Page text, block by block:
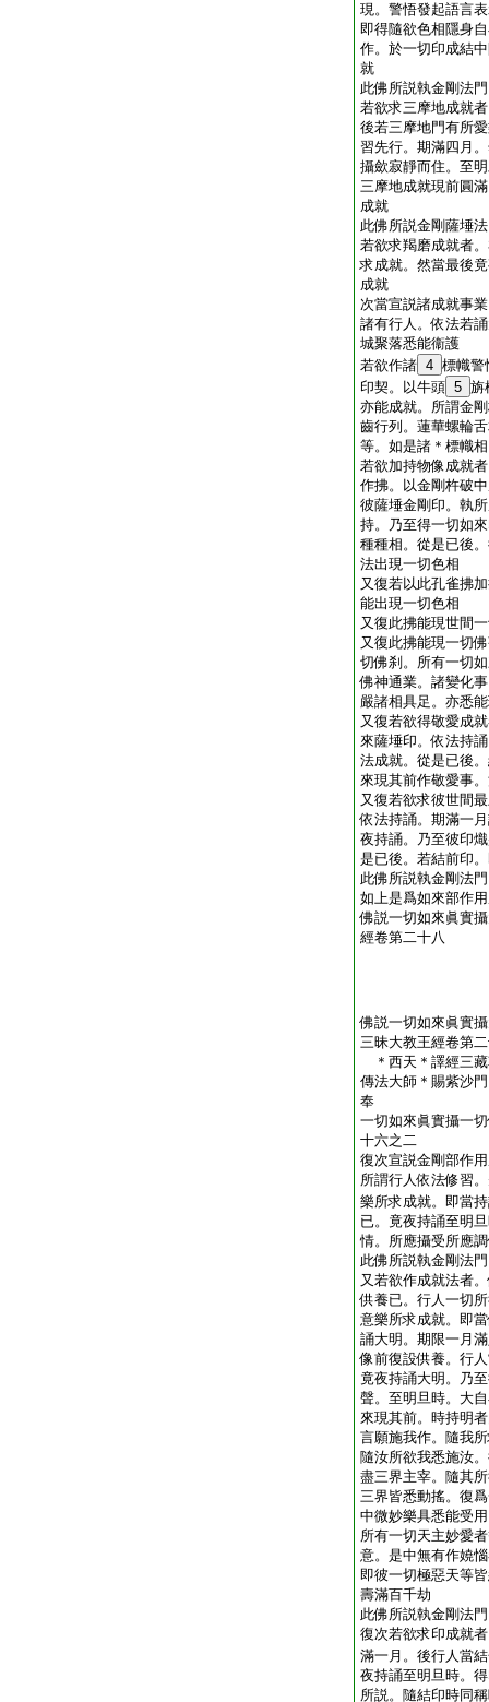
現。警悟發起語言
即得隨欲色相隱身
作。於一切印成結
就
此佛所説執金剛法門
若欲求三摩地成就
後若三摩地門有所
習先行。期滿四月
攝歛寂靜而住。至
三摩地成就現前圓
成就
此佛所説金剛薩埵
若欲求羯磨成就者
求成就。然當最後
成就
次當宣説諸成就事業
諸有行人。依法若
城聚落悉能衞護
若欲作諸 4 標幟警
印契。以牛頭 5 旃
亦能成就。所謂金
齒行列。蓮華螺輪
等。如是諸＊標幟
若欲加持物像成就
作拂。以金剛杵破
彼薩埵金剛印。執
持。乃至得一切如
種種相。從是已後
法出現一切色相
又復若以此孔雀拂
能出現一切色相
又復此拂能現世間
又復此拂能現一切
切佛刹。所有一切
佛神通業。諸變化
嚴諸相具足。亦悉
又復若欲得敬愛成
來薩埵印。依法持
法成就。從是已後
來現其前作敬愛事
又復若欲求彼世間
依法持誦。期滿一
夜持誦。乃至彼印
是已後。若結前印
此佛所説執金剛法門
如上是爲如來部作
佛説一切如來眞實
經卷第二十八
佛説一切如來眞實
三昧大教王經卷第
＊西天＊譯經三
傳法大師＊賜紫
奉
一切如來眞實攝一
十六之二
復次宣説金剛部作
所謂行人依法修習
樂所求成就。即當
已。竟夜持誦至明
情。所應攝受所應
此佛所説執金剛法門
又若欲作成就法者
供養已。行人一切
意樂所求成就。即
誦大明。期限一月
像前復設供養。行
竟夜持誦大明。乃
聲。至明旦時。大
來現其前。時持明
言願施我作。隨我
隨汝所欲我悉施汝
盡三界主宰。隨其
三界皆悉動搖。復
中微妙樂具悉能受
所有一切天主妙愛
意。是中無有作嬈
即彼一切極惡天等
壽滿百千劫
此佛所説執金剛法門
復次若欲求印成就
滿一月。後行人當
夜持誦至明旦時。
所説。隨結印時同